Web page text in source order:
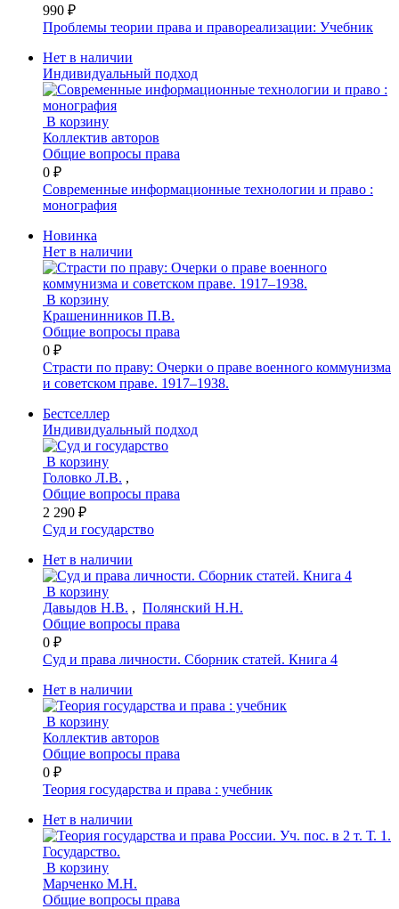
990 ₽
Проблемы теории права и правореализации: Учебник
Нет в наличии
Индивидуальный подход
В корзину
Коллектив авторов
Общие вопросы права
0 ₽
Современные информационные технологии и право :
монография
Новинка
Нет в наличии
В корзину
Крашенинников П.В.
Общие вопросы права
0 ₽
Страсти по праву: Очерки о праве военного коммунизма
и советском праве. 1917–1938.
Бестселлер
Индивидуальный подход
В корзину
Головко Л.В. ,
Общие вопросы права
2 290 ₽
Суд и государство
Нет в наличии
В корзину
Давыдов Н.В. , Полянский Н.Н.
Общие вопросы права
0 ₽
Суд и права личности. Сборник статей. Книга 4
Нет в наличии
В корзину
Коллектив авторов
Общие вопросы права
0 ₽
Теория государства и права : учебник
Нет в наличии
В корзину
Марченко М.Н.
Общие вопросы права